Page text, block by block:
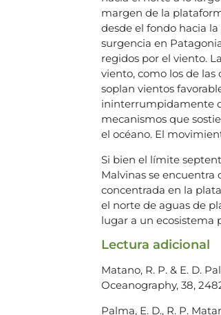
margen de la
desde el fondo hacia
surgencia en
regidos por el viento.
viento, como los de las
soplan vientos
ininterrumpidamente
mecanismos que
el océano. El
Si bien el límite
Malvinas se encuentra
concentrada en la
el norte de aguas de
lugar a un ecosistema
Lectura adicional
Matano, R. P. & E. D.
Oceanography, 38,
Palma, E. D., R. P.